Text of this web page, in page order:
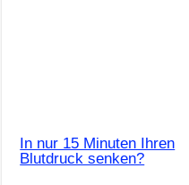
In nur 15 Minuten Ihren
Blutdruck senken?